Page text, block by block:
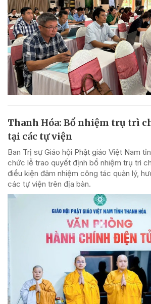
Thanh Hóa: Bổ nhiệm trụ trì
tại các tự viện
Ban Trị sự Giáo hội Phật giáo Việt Nam
chức lễ trao quyết định bổ nhiệm trụ trì
điều kiện đảm nhiệm công tác quản lý,
các tự viện trên địa bàn.